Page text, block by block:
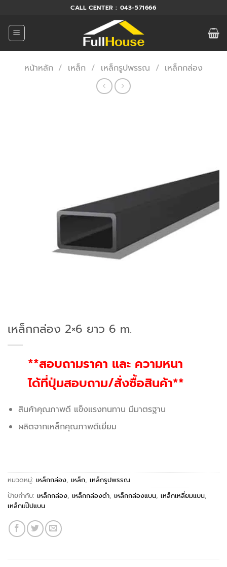
ยัง
เนื้อหา
CALL CENTER : 043-571666
หน้าหลัก / เหล็ก / เหล็กรูปพรรณ / เหล็กกล่อง
เหล็กกล่อง 2×6 ยาว 6 m.
**สอบถามราคา และ ความหนา
ได้ที่ปุ่มสอบถาม/สั่งซื้อสินค้า**
สินค้าคุณภาพดี แข็งแรงทนทาน มีมาตรฐาน
ผลิตจากเหล็กคุณภาพดีเยี่ยม
หมวดหมู่: เหล็กกล่อง, เหล็ก, เหล็กรูปพรรณ
ป้ายกำกับ: เหล็กกล่อง, เหล็กกล่องดำ, เหล็กกล่องแบน, เหล็กเหลี่ยมแบน,
เหล็กแป๊ปแบน